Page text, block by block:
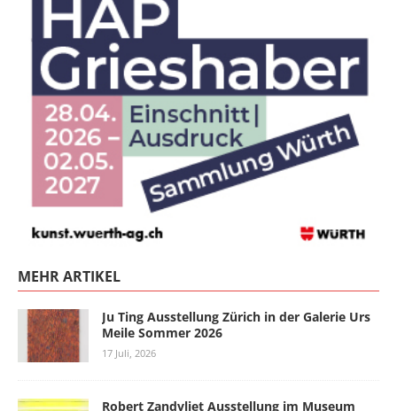
MEHR ARTIKEL
Ju Ting Ausstellung Zürich in der Galerie Urs
Meile Sommer 2026
17 Juli, 2026
Robert Zandvliet Ausstellung im Museum